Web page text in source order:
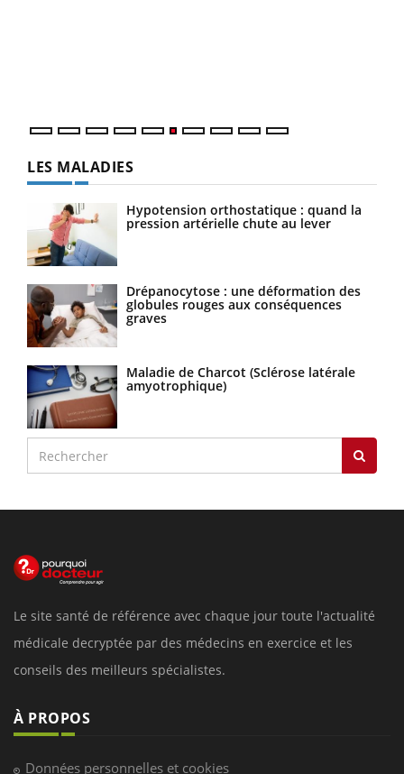
LES MALADIES
Hypotension orthostatique : quand la
pression artérielle chute au lever
Drépanocytose : une déformation des
globules rouges aux conséquences
graves
Maladie de Charcot (Sclérose latérale
amyotrophique)
Le site santé de référence avec chaque jour toute l'actualité
médicale decryptée par des médecins en exercice et les
conseils des meilleurs spécialistes.
À PROPOS
Données personnelles et cookies